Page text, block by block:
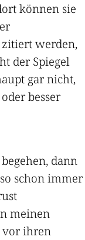
können sie
zitiert werden,
der Spiegel
gar nicht,
besser
dann
schon immer
meinen
vor ihren